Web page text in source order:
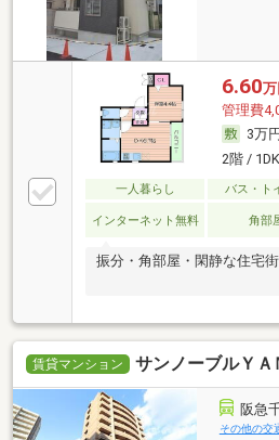
6.60万
管理費
3万円
2階 /
一人暮らし バス・ト
インターネット無料 角部
振分・角部屋・閑静な住宅
賃貸マンション サンノーブルＹＡ
阪急
その他の交